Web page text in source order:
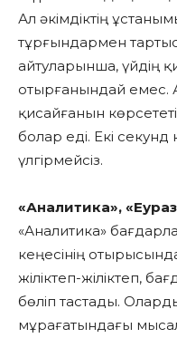
Ал әкімдіктің
тұрғындармен
айтуларынша, үйдің
отырғанындай емес.
қисайғанын
болар еді. Екі
үлгірмейсіз.
«Аналитика»,
«Аналитика»
кеңесінің
жіліктеп-жіліктеп,
бөліп тастады.
мұрағатындағы